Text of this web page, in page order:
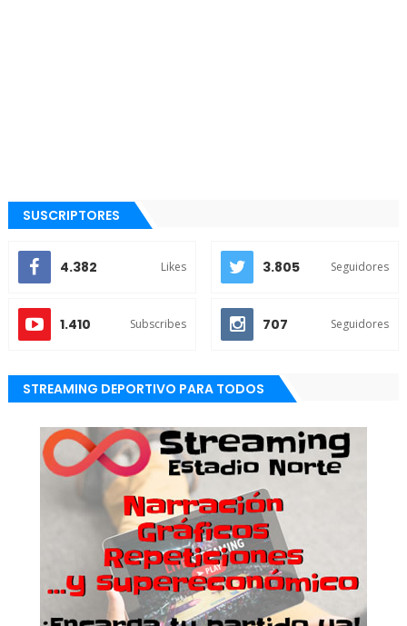
SUSCRIPTORES
4.382 Likes 3.805 Seguidores
1.410 Subscribes 707 Seguidores
STREAMING DEPORTIVO PARA TODOS